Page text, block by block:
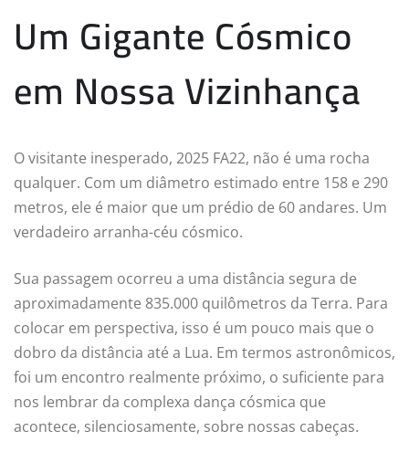
Um Gigante Cósmico
em Nossa Vizinhança
O visitante inesperado, 2025 FA22, não é uma rocha
qualquer. Com um diâmetro estimado entre 158 e 290
metros, ele é maior que um prédio de 60 andares. Um
verdadeiro arranha-céu cósmico.
Sua passagem ocorreu a uma distância segura de
aproximadamente 835.000 quilômetros da Terra. Para
colocar em perspectiva, isso é um pouco mais que o
dobro da distância até a Lua. Em termos astronômicos,
foi um encontro realmente próximo, o suficiente para
nos lembrar da complexa dança cósmica que
acontece, silenciosamente, sobre nossas cabeças.